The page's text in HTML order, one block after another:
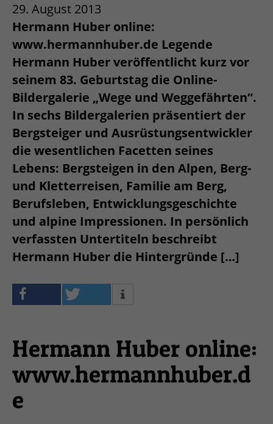
29. August 2013
Hermann Huber online:
www.hermannhuber.de Legende
Hermann Huber veröffentlicht kurz vor
seinem 83. Geburtstag die Online-
Bildergalerie „Wege und Weggefährten“.
In sechs Bildergalerien präsentiert der
Bergsteiger und Ausrüstungsentwickler
die wesentlichen Facetten seines
Lebens: Bergsteigen in den Alpen, Berg-
und Kletterreisen, Familie am Berg,
Berufsleben, Entwicklungsgeschichte
und alpine Impressionen. In persönlich
verfassten Untertiteln beschreibt
Hermann Huber die Hintergründe […]
Hermann Huber online:
www.hermannhuber.d
e